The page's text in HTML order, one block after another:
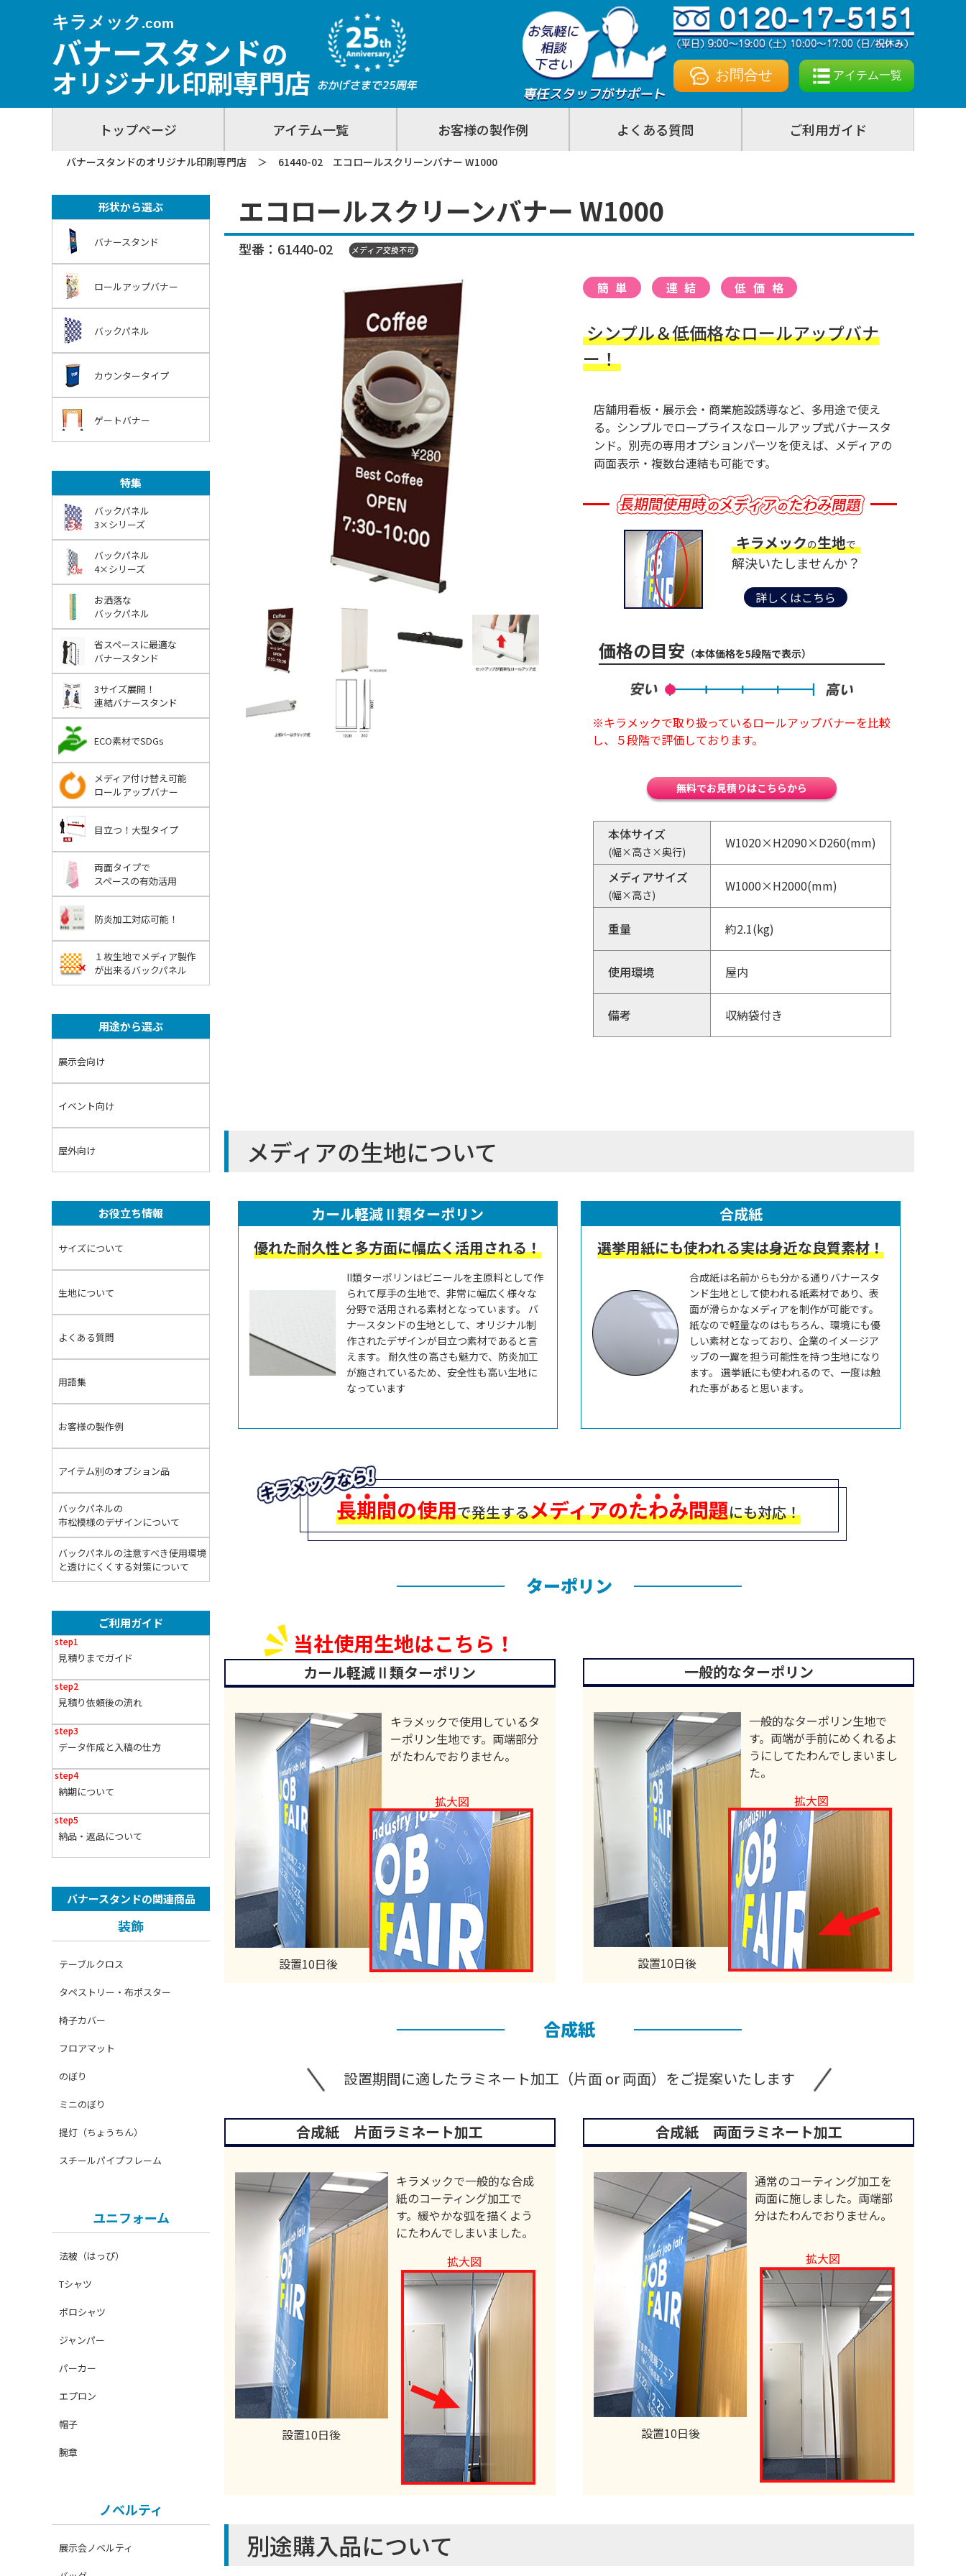
キラメック .com
バナースタンドの
オリジナル印刷専門店 お問合せ アイテム一覧
トップページ アイテム一覧 お客様の製作例 よくある質問 ご利用ガイド
バナースタンドのオリジナル印刷専門店 ＞ 61440-02 エコロールスクリーンバナー W1000
エコロールスクリーンバナー W1000
型番：61440-02
簡単 連結 低価格
シンプル＆低価格なロールアップバナ
ー！
店舗用看板・展示会・商業施設誘導など、多用途で使え
る。シンプルでロープライスなロールアップ式バナースタ
ンド。別売の専用オプションパーツを使えば、メディアの
両面表示・複数台連結も可能です。
キラメックの生地で
解決いたしませんか？
詳しくはこちら
価格の目安 （本体価格を5段階で表示）
※キラメックで取り扱っているロールアップバナーを比較
し、５段階で評価しております。
無料でお見積りはこちらから
本体サイズ
(幅×高さ×奥行)
W1020×H2090×D260(mm)
メディアサイズ
(幅×高さ)
W1000×H2000(mm)
重量 約2.1(kg)
使用環境 屋内
備考 収納袋付き
メディアの生地について
カール軽減Ⅱ類ターポリン
優れた耐久性と多方面に幅広く活用される！
II類ターポリンはビニールを主原料として作
られて厚手の生地で、非常に幅広く様々な
分野で活用される素材となっています。 バ
ナースタンドの生地として、オリジナル制
作されたデザインが目立つ素材であると言
えます。 耐久性の高さも魅力で、防炎加工
が施されているため、安全性も高い生地に
なっています
合成紙
選挙用紙にも使われる実は身近な良質素材！
合成紙は名前からも分かる通りバナースタ
ンド生地として使われる紙素材であり、表
面が滑らかなメディアを制作が可能です。
紙なので軽量なのはもちろん、環境にも優
しい素材となっており、企業のイメージア
ップの一翼を担う可能性を持つ生地になり
ます。 選挙紙にも使われるので、一度は触
れた事があると思います。
長期間の使用で発生するメディアのたわみ問題にも対応！
ターポリン
当社使用生地はこちら！
カール軽減Ⅱ類ターポリン
設置10日後
キラメックで使用しているタ
ーポリン生地です。両端部分
がたわんでおりません。
一般的なターポリン
設置10日後
一般的なターポリン生地で
す。両端が手前にめくれるよ
うにしてたわんでしまいまし
た。
合成紙
設置期間に適したラミネート加工（片面 or 両面）をご提案いたします
合成紙 片面ラミネート加工
設置10日後
キラメックで一般的な合成
紙のコーティング加工で
す。緩やかな弧を描くよう
にたわんでしまいました。
合成紙 両面ラミネート加工
設置10日後
通常のコーティング加工を
両面に施しました。両端部
分はたわんでおりません。
別途購入品について
形状から選ぶ
バナースタンド
ロールアップバナー
バックパネル
カウンタータイプ
ゲートバナー
特集
バックパネル
3×シリーズ
バックパネル
4×シリーズ
お洒落な
バックパネル
省スペースに最適な
バナースタンド
3サイズ展開！
連結バナースタンド
ECO素材でSDGs
メディア付け替え可能
ロールアップバナー
目立つ！大型タイプ
両面タイプで
スペースの有効活用
防炎加工対応可能！
１枚生地でメディア製作
が出来るバックパネル
用途から選ぶ
展示会向け
イベント向け
屋外向け
お役立ち情報
サイズについて
生地について
よくある質問
用語集
お客様の製作例
アイテム別のオプション品
バックパネルの
市松模様のデザインについて
バックパネルの注意すべき使用環境
と透けにくくする対策について
ご利用ガイド
見積りまでガイド
見積り依頼後の流れ
データ作成と入稿の仕方
納期について
納品・返品について
バナースタンドの関連商品
装飾
テーブルクロス
タペストリー・布ポスター
椅子カバー
フロアマット
のぼり
ミニのぼり
提灯（ちょうちん）
スチールパイプフレーム
ユニフォーム
法被（はっぴ）
Tシャツ
ポロシャツ
ジャンパー
パーカー
エプロン
帽子
腕章
ノベルティ
展示会ノベルティ